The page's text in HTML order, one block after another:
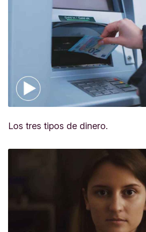
Los tres tipos de dinero.